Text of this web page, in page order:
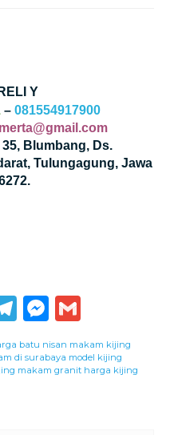
Y
– 081554917900
Blumbang, Ds.
Tulungagung, Jawa
Telegram
batu nisan makam kijing
di surabaya model kijing
makam granit harga kijing